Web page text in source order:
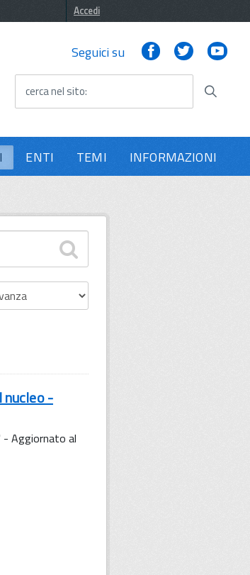
Accedi
Seguici su FacebookTwitter
cerca nel sito
ENTI TEMI INFORMAZIONI
nucleo -
- Aggiornato al